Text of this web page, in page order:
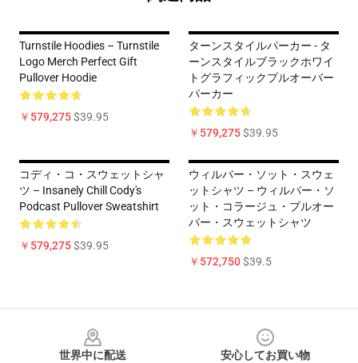
Turnstile Hoodies – Turnstile
Logo Merch Perfect Gift
Pullover Hoodie
￥579,275$39.95
ターンスタイルパーカー - タ
ーンスタイルブラックホワイ
トグラフィックプルオーバー
パーカー
￥579,275$39.95
コディ・コ・スウェットシャ
ツ – Insanely Chill Cody's
Podcast Pullover Sweatshirt
￥579,275$39.95
ウィルバー・ソット・スウェ
ットシャツ – ウィルバー・ソ
ット・コラージュ・プルオー
バー・スウェットシャツ
￥572,750$39.5
世界中に配送
安心してお買い物